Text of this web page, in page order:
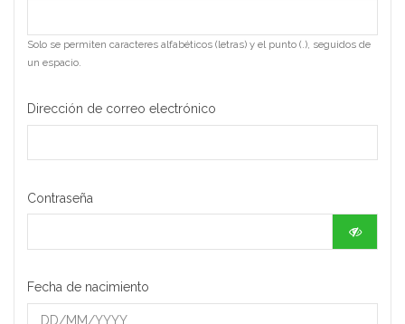
Solo se permiten caracteres alfabéticos (letras) y el punto (.), seguidos de
un espacio.
Dirección de correo electrónico
Contraseña
Fecha de nacimiento